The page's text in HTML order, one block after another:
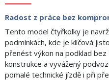
Radost z práce bez
Tento model čtyřkolky je
podmínkách, kde je klíčová
přenést výkon na podklad
konstrukce a vyvážený
pomalé technické jízdě i při